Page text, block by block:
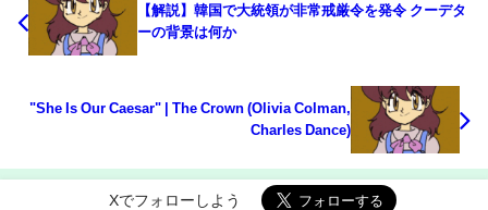
【解説】韓国で大統領が非常戒厳令を発令 クーデタ
ーの背景は何か
"She Is Our Caesar" | The Crown (Olivia Colman,
Charles Dance)
Xでフォローしよう